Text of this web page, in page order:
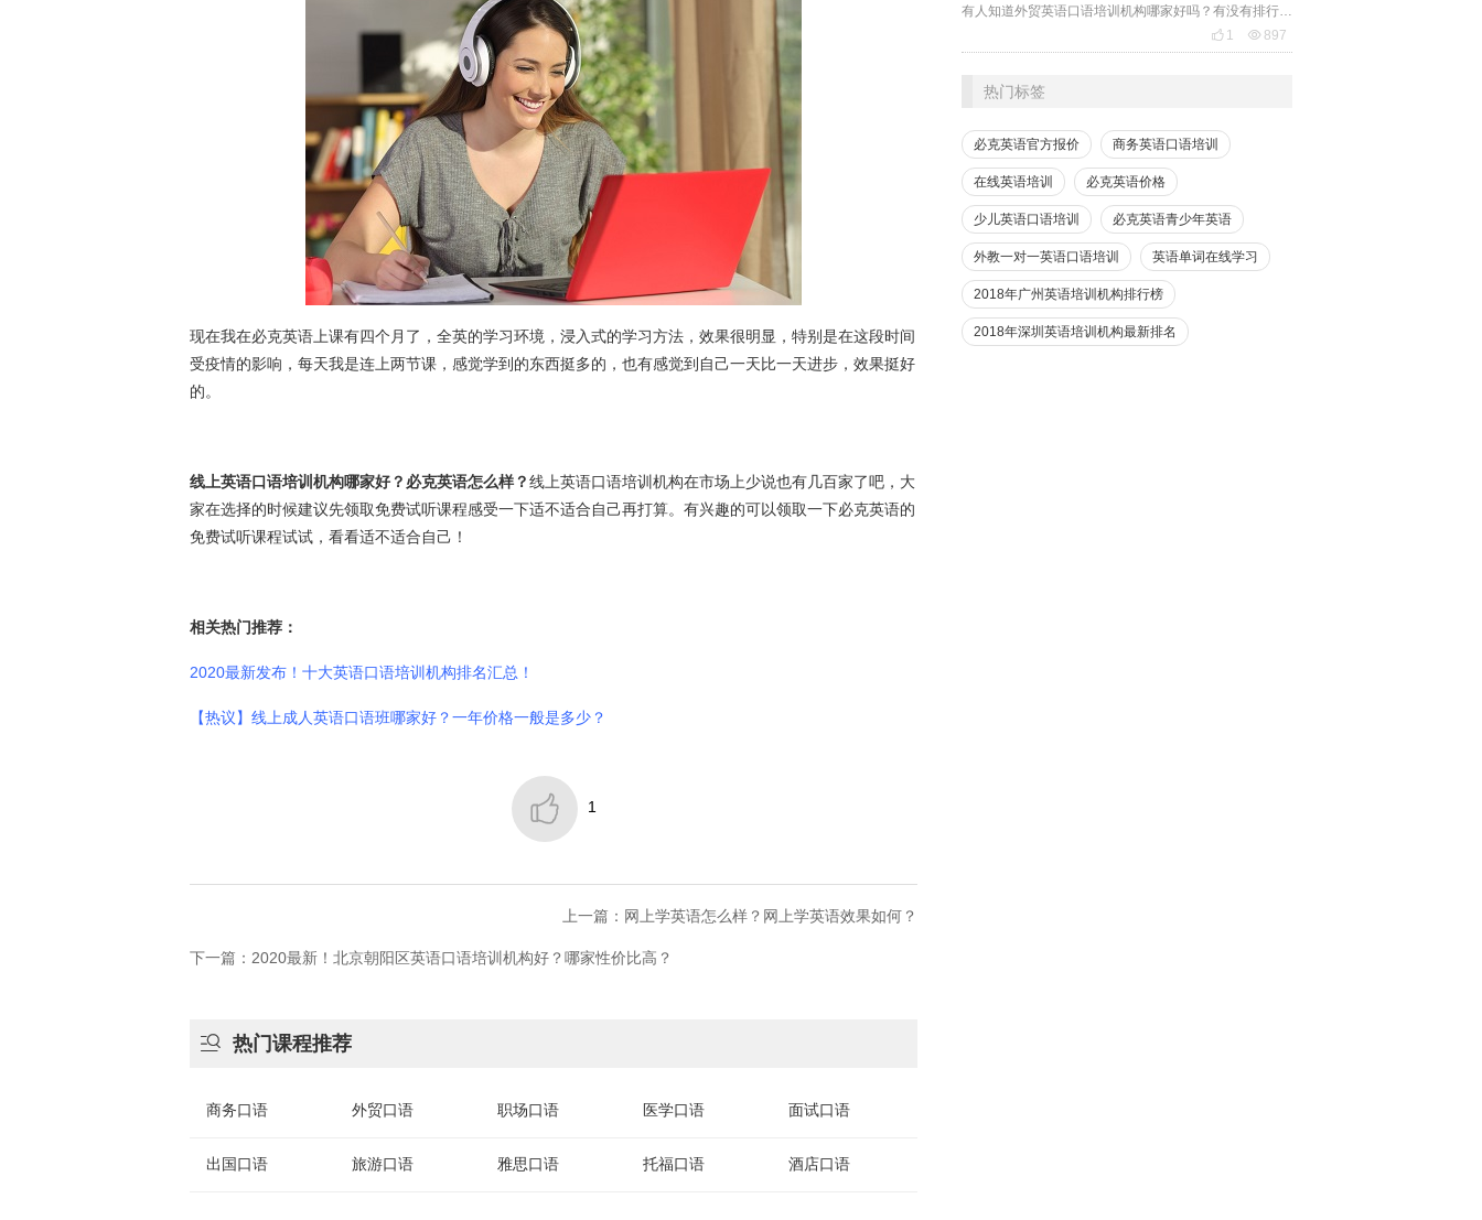
现在我在必克英语上课有四个月了，全英的学习环境，浸入式的学习方法，效果很明显，特别是在这段时间
受疫情的影响，每天我是连上两节课，感觉学到的东西挺多的，也有感觉到自己一天比一天进步，效果挺好
的。
线上英语口语培训机构哪家好？必克英语怎么样？线上英语口语培训机构在市场上少说也有几百家了吧，大
家在选择的时候建议先领取免费试听课程感受一下适不适合自己再打算。有兴趣的可以领取一下必克英语的
免费试听课程试试，看看适不适合自己！
相关热门推荐：
2020最新发布！十大英语口语培训机构排名汇总！
【热议】线上成人英语口语班哪家好？一年价格一般是多少？
 1
上一篇：网上学英语怎么样？网上学英语效果如何？
下一篇：2020最新！北京朝阳区英语口语培训机构好？哪家性价比高？
 热门课程推荐
商务口语 外贸口语 职场口语 医学口语 面试口语
出国口语 旅游口语 雅思口语 托福口语 酒店口语
 1  897
热门标签
必克英语官方报价 商务英语口语培训
在线英语培训 必克英语价格
少儿英语口语培训 必克英语青少年英语
外教一对一英语口语培训 英语单词在线学习
2018年广州英语培训机构排行榜
2018年深圳英语培训机构最新排名